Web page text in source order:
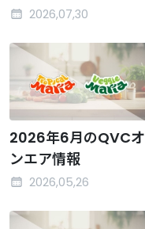
2026,07,30
2026年6月のQVCオ
ンエア情報
2026,05,26